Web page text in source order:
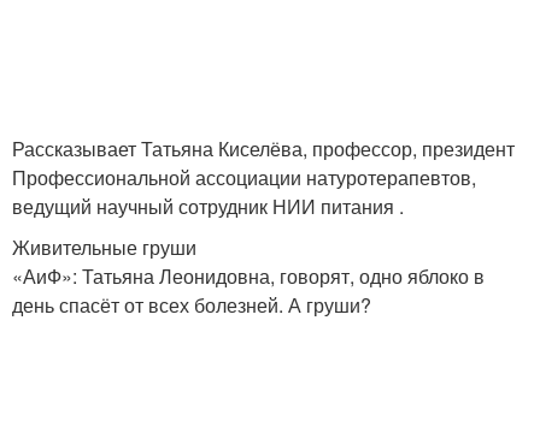
Рассказывает Татьяна Киселёва, профессор, президент
Профессиональной ассоциации натуротерапевтов,
ведущий научный сотрудник НИИ питания .
Живительные груши
«АиФ»: Татьяна Леонидовна, говорят, одно яблоко в
день спасёт от всех болезней. А груши?